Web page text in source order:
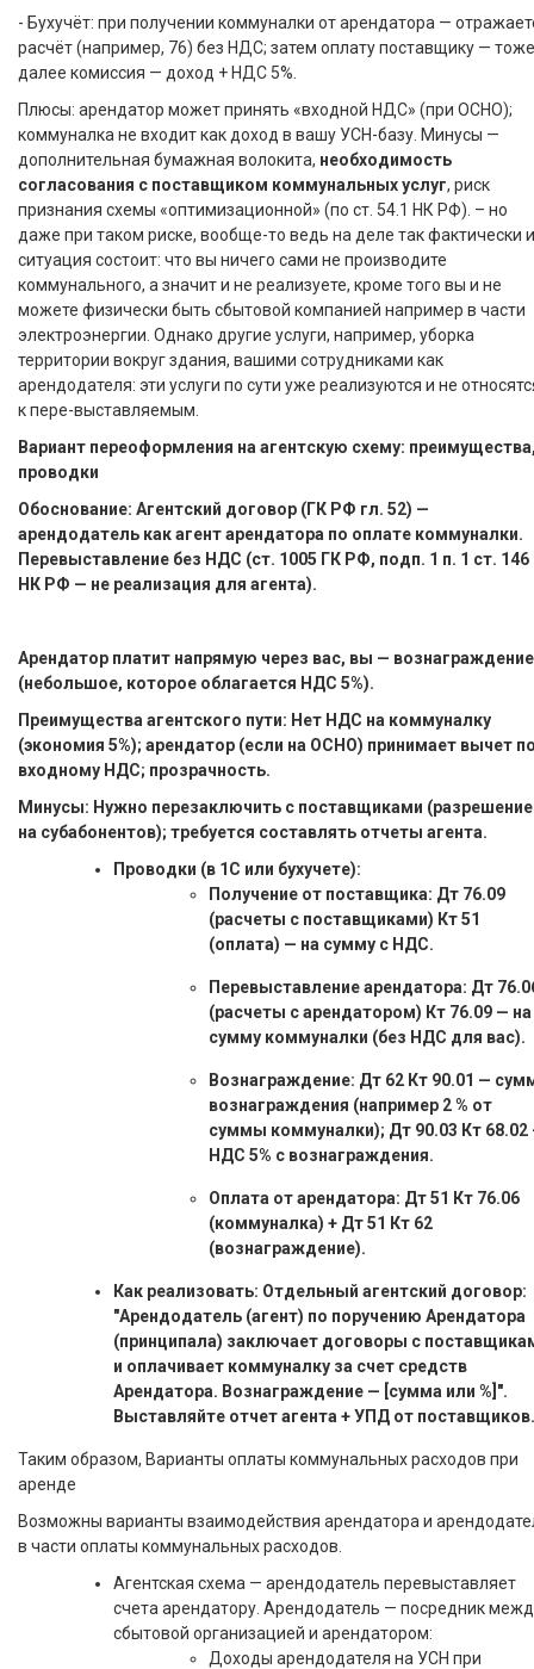
- Бухучёт: при получении коммуналки от арендатора —
расчёт (например, 76) без НДС; затем оплату поставщику —
далее комиссия — доход + НДС 5%.
Плюсы: арендатор может принять «входной НДС» (при ОСНО);
коммуналка не входит как доход в вашу УСН-базу. Минусы —
дополнительная бумажная волокита, необходимость
согласования с поставщиком коммунальных услуг, риск
признания схемы «оптимизационной» (по ст. 54.1 НК РФ). – но
даже при таком риске, вообще-то ведь на деле так фактически и
ситуация состоит: что вы ничего сами не производите
коммунального, а значит и не реализуете, кроме того вы и не
можете физически быть сбытовой компанией например в части
электроэнергии. Однако другие услуги, например, уборка
территории вокруг здания, вашими сотрудниками как
арендодателя: эти услуги по сути уже реализуются и не
к пере-выставляемым.
Вариант переоформления на агентскую схему:
проводки
Обоснование: Агентский договор (ГК РФ гл. 52) —
арендодатель как агент арендатора по оплате коммуналки.
Перевыставление без НДС (ст. 1005 ГК РФ, подп. 1 п. 1 ст. 146
НК РФ — не реализация для агента).
Арендатор платит напрямую через вас, вы — вознаграждение
(небольшое, которое облагается НДС 5%).
Преимущества агентского пути: Нет НДС на коммуналку
(экономия 5%); арендатор (если на ОСНО) принимает вычет
входному НДС; прозрачность.
Минусы: Нужно перезаключить с поставщиками (разрешение
на субабонентов); требуется составлять отчеты агента.
Проводки (в 1С или бухучете):
Получение от поставщика: Дт 76.09
(расчеты с поставщиками) Кт 51
(оплата) — на сумму с НДС.
Перевыставление арендатора: Дт
(расчеты с арендатором) Кт 76.09 — на
сумму коммуналки (без НДС для вас).
Вознаграждение: Дт 62 Кт 90.01 —
вознаграждения (например 2 % от
суммы коммуналки); Дт 90.03 Кт 68.02
НДС 5% с вознаграждения.
Оплата от арендатора: Дт 51 Кт 76.06
(коммуналка) + Дт 51 Кт 62
(вознаграждение).
Как реализовать: Отдельный агентский договор:
"Арендодатель (агент) по поручению Арендатора
(принципала) заключает договоры с
и оплачивает коммуналку за счет средств
Арендатора. Вознаграждение — [сумма или %]".
Выставляйте отчет агента + УПД от поставщиков.
Таким образом, Варианты оплаты коммунальных расходов при
аренде
Возможны варианты взаимодействия арендатора и
в части оплаты коммунальных расходов.
Агентская схема — арендодатель перевыставляет
счета арендатору. Арендодатель — посредник
сбытовой организацией и арендатором:
Доходы арендодателя на УСН при